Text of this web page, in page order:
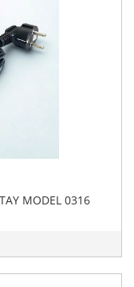
MODEL 0316